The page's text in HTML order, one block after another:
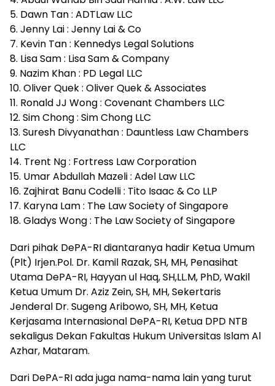
5. Dawn Tan : ADTLaw LLC
6. Jenny Lai : Jenny Lai & Co
7. Kevin Tan : Kennedys Legal Solutions
8. Lisa Sam : Lisa Sam & Company
9. Nazim Khan : PD Legal LLC
10. Oliver Quek : Oliver Quek & Associates
11. Ronald JJ Wong : Covenant Chambers LLC
12. Sim Chong : Sim Chong LLC
13. Suresh Divyanathan : Dauntless Law Chambers
LLC
14. Trent Ng : Fortress Law Corporation
15. Umar Abdullah Mazeli : Adel Law LLC
16. Zajhirat Banu Codelli : Tito Isaac & Co LLP
17. Karyna Lam : The Law Society of Singapore
18. Gladys Wong : The Law Society of Singapore
Dari pihak DePA-RI diantaranya hadir Ketua Umum
(Plt) Irjen.Pol. Dr. Kamil Razak, SH, MH, Penasihat
Utama DePA-RI, Hayyan ul Haq, SH,LL.M, PhD, Wakil
Ketua Umum Dr. Aziz Zein, SH, MH, Sekertaris
Jenderal Dr. Sugeng Aribowo, SH, MH, Ketua
Kerjasama Internasional DePA-RI, Ketua DPD NTB
sekaligus Dekan Fakultas Hukum Universitas Islam Al
Azhar, Mataram.
Dari DePA-RI ada juga nama-nama lain yang turut